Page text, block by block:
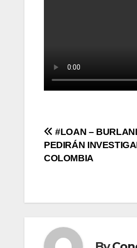
Post
navigation
#LOAN –
PEDIRÁN
COLOMBIA